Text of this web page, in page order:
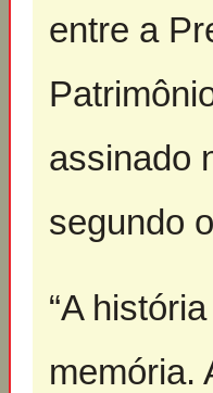
entre a
assinado
segundo
“A
memória.